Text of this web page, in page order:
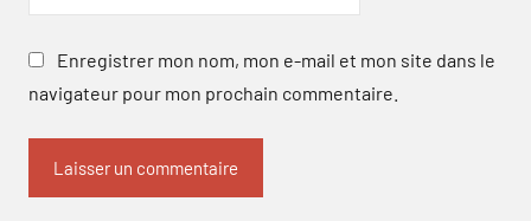
Enregistrer mon nom, mon e-mail et mon site dans le
navigateur pour mon prochain commentaire.